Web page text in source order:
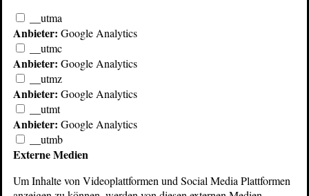
© 2026 Echoschall Berlin
AGB
Datenschutz
__utma
Anbieter: Google Analytics
__utmc
Anbieter: Google Analytics
__utmz
Anbieter: Google Analytics
__utmt
Anbieter: Google Analytics
__utmb
Externe Medien
Um Inhalte von Videoplattformen und Social Media Plattformen